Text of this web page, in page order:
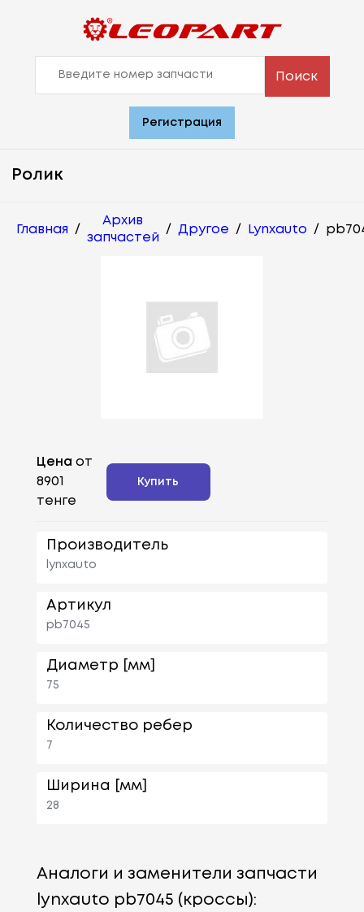
Поиск
Регистрация
Ролик
Главная /
Архив
запчастей
/ Другое / Lynxauto /
Цена от
8901
тенге
Купить
Производитель
lynxauto
Артикул
pb7045
Диаметр [мм]
75
Количество ребер
7
Ширина [мм]
28
Аналоги и заменители запчасти
lynxauto pb7045 (кроссы):